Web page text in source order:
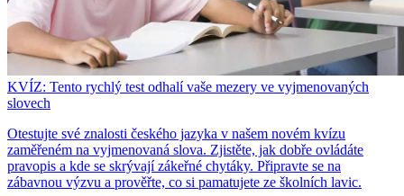
KVÍZ: Tento rychlý test odhalí vaše mezery ve vyjmenovaných
slovech
Otestujte své znalosti českého jazyka v našem novém kvízu
zaměřeném na vyjmenovaná slova. Zjistěte, jak dobře ovládáte
pravopis a kde se skrývají zákeřné chytáky. Připravte se na
zábavnou výzvu a prověřte, co si pamatujete ze školních lavic.